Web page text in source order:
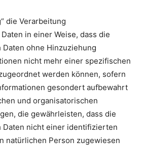
die Verarbeitung
in einer Weise, dass die
ohne Hinzuziehung
nicht mehr einer spezifischen
werden können, sofern
gesondert aufbewahrt
und organisatorischen
die gewährleisten, dass die
Daten nicht einer identifizierten
natürlichen Person zugewiesen